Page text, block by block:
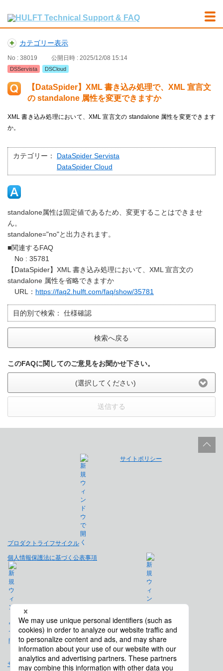
カテゴリー表示
No : 38019 公開日時 : 2025/12/08 15:14
DSServista DSCloud
【DataSpider】XML 書き込み処理で、XML 宣言文
の standalone 属性を変更できますか
XML 書き込み処理において、XML 宣言文の standalone 属性を変更できます
か。
カテゴリー：
DataSpider Servista
DataSpider Cloud
standalone属性は固定値であるため、変更することはできませ
ん。
standalone="no"と出力されます。
■関連するFAQ
No : 35781
【DataSpider】XML 書き込み処理において、XML 宣言文の
standalone 属性を省略できますか
URL： https://faq2.hulft.com/faq/show/35781
目的別で検索： 仕様確認
検索へ戻る
このFAQに関してのご意見をお聞かせ下さい。
(選択してください)
送信する
プロダクトライフサイクル
サイトポリシー
個人情報保護法に基づく公表事項
免責事項
サイトマップ